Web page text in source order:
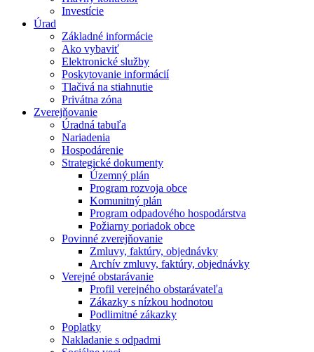
Investície
Úrad
Základné informácie
Ako vybaviť
Elektronické služby
Poskytovanie informácií
Tlačivá na stiahnutie
Privátna zóna
Zverejňovanie
Úradná tabuľa
Nariadenia
Hospodárenie
Strategické dokumenty
Územný plán
Program rozvoja obce
Komunitný plán
Program odpadového hospodárstva
Požiarny poriadok obce
Povinné zverejňovanie
Zmluvy, faktúry, objednávky
Archív zmluvy, faktúry, objednávky
Verejné obstarávanie
Profil verejného obstarávateľa
Zákazky s nízkou hodnotou
Podlimitné zákazky
Poplatky
Nakladanie s odpadmi